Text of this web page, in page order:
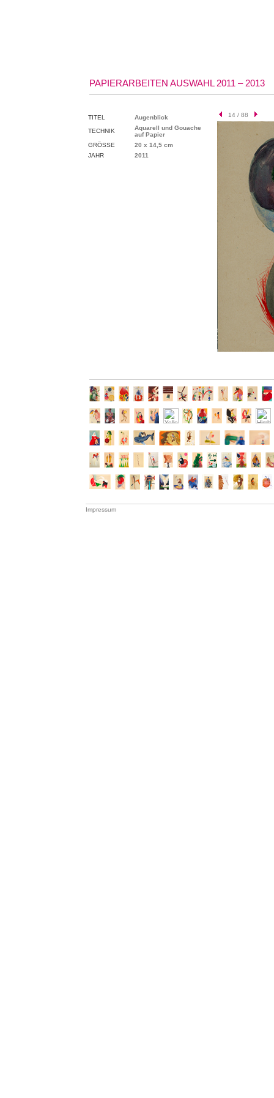
PAPIERARBEITEN AUSWAHL 2011 – 2013
TITEL
Augenblick
TECHNIK
Aquarell und Gouache
auf Papier
GRÖSSE
20 x 14,5 cm
JAHR
2011
14 / 88
Impressum